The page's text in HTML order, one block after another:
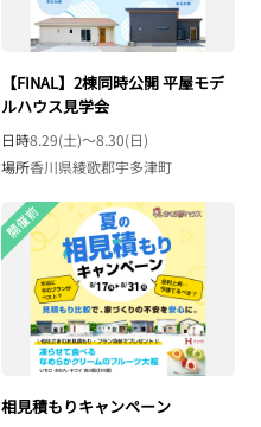
【FINAL】2棟同時公開 平屋モデ
ルハウス見学会
日時8.29(土)〜8.30(日)
場所香川県綾歌郡宇多津町
相見積もりキャンペーン